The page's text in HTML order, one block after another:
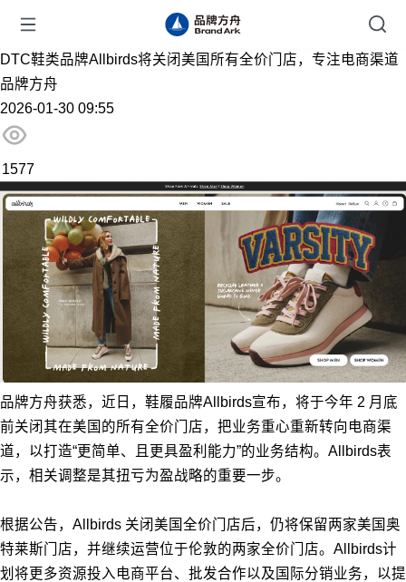
DTC鞋类品牌Allbirds将关闭美国所有全价门店，专注电商渠道
品牌方舟
2026-01-30 09:55
1577
品牌方舟获悉，近日，鞋履品牌Allbirds宣布，将于今年 2 月底
前关闭其在美国的所有全价门店，把业务重心重新转向电商渠
道，以打造“更简单、且更具盈利能力”的业务结构。Allbirds表
示，相关调整是其扭亏为盈战略的重要一步。
根据公告，Allbirds 关闭美国全价门店后，仍将保留两家美国奥
特莱斯门店，并继续运营位于伦敦的两家全价门店。Allbirds计
划将更多资源投入电商平台、批发合作以及国际分销业务，以提